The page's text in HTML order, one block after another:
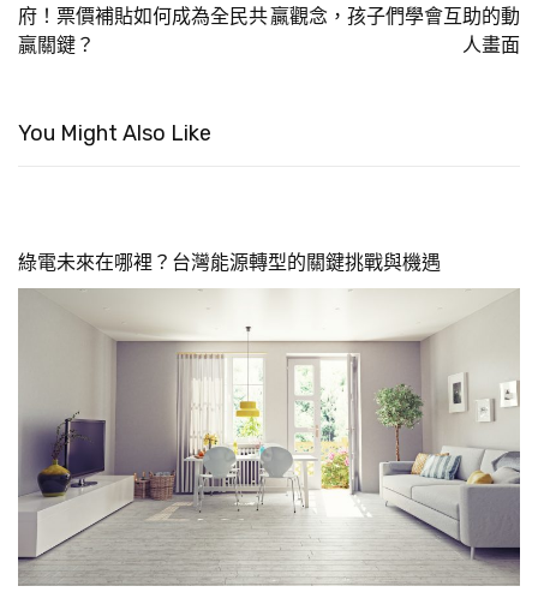
府！票價補貼如何成為全民共
贏關鍵？
贏觀念，孩子們學會互助的動
人畫面
You Might Also Like
綠電未來在哪裡？台灣能源轉型的關鍵挑戰與機遇